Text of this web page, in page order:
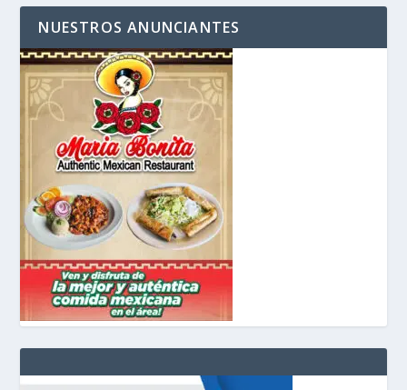
NUESTROS ANUNCIANTES